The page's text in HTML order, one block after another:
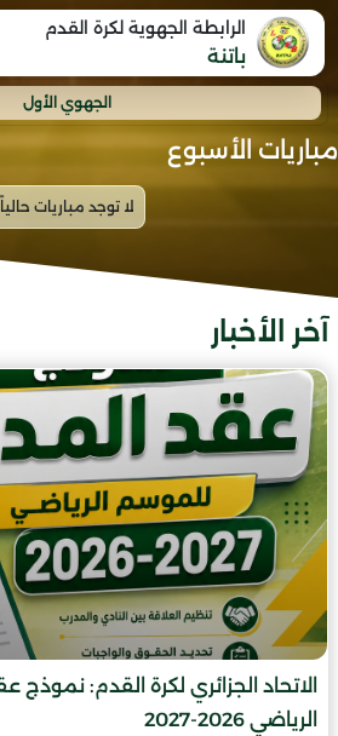
الرابطة الجهوية لكرة القدم
باتنة
الجهوي الأول
مباريات الأسبوع
آخر الأخبار
الاتحاد الجزائري لكرة القدم:
الرياضي 2026-2027